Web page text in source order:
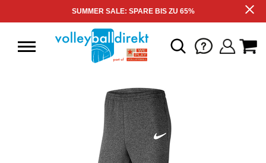
SUMMER SALE: SPARE BIS ZU 65%